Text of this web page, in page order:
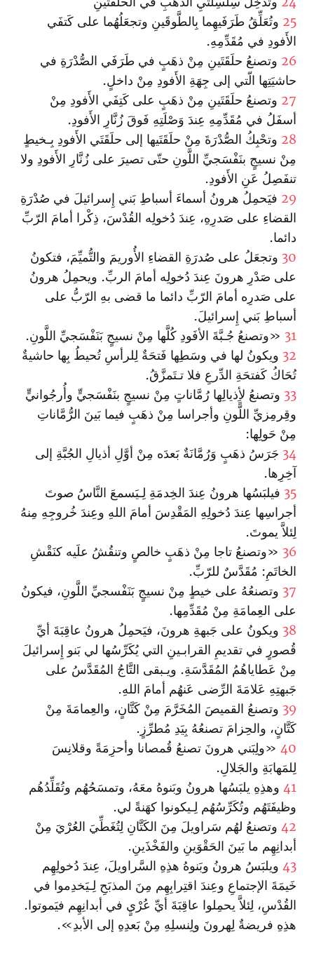
25 وتُعَلِّقُ طَرَفَيهِما بِالطَّوقَينِ وتجعَلُهُما على كَتفَي
الأَفودِ في مُقَدِّمِهِ.
26 وتصنعُ حلَقَتَينِ مِنْ ذهَبٍ في طَرَفَي الصُّدْرَةِ في
حاشيَتِها الّتي إلى جِهَةِ الأَفودِ مِنْ داخلٍ.
27 وتصنعُ حلَقَتَينِ مِنْ ذهَبٍ على كَتِفَي الأَفودِ مِنْ
أسفَلُ في مُقَدِّمِهِ عِندَ وَصْلَتِهِ فَوقَ زُنَّارِ الأَفودِ.
28 وتحْبِكُ الصُّدْرَةَ مِنْ حلَقَتَيها إلى حلَقَتَي الأَفودِ بِـخيطٍ
مِنْ نسيجٍ بنَفْسَجيِّ اللَّونِ حتّى تصيرَ على زُنَّارِ الأَفودِ ولا
تنفَصِلُ عَنِ الأَفودِ.
29 فيَحمِلُ هرونُ أسماءَ أسباطِ بَني إِسرائيلَ في صُدْرَةِ
القضاءِ على صَدرِهِ، عِندَ دُخولِه القُدْسَ، ذِكْرا أمامَ الرّبِّ
دائما.
30 وتجعَلُ على صُدرَةِ القضاءِ الأُوريمَ والتُّميِّمَ‌، فتكونُ
على صَدْرِ هرونَ عِندَ دُخولِه أمامَ الربِّ. ويحمِلُ هرونُ
على صَدرِه أمامَ الرّبِّ دائما ما قضى بهِ الرّبُّ على
أسباطِ بَني إِسرائيلَ.
31 «وتصنعُ جُـبَّةَ الأفَودِ كُلَّها مِنْ نسيجٍ بَنَفْسَجيِّ اللَّونِ.
32 ويكونُ لها في وسَطِها فَتحَةٌ لِلرأسِ تُحيطُ بِها حاشيةٌ
تُحَاكُ كَفتحَةِ الدِّرعِ فلا تـتَمزَّقُ.
33 وتصنعُ لأِذيالِها رُمَّاناتٍ مِنْ نسيجٍ بنَفْسَجيٍّ وأُرجُوانيٍّ
وقِرمِزيِّ اللًّونِ وأجراسا مِنْ ذهَبٍ فيما بَينَ الرُّمَّاناتِ
مِنْ حَولِها:
34 جَرَسُ ذهَبٍ وَرُمَّانَةٌ بَعدَه مِنْ أوَّلِ أذيالِ الجُبَّةِ إلى
آخِرِها.
35 فيلبَسُها هرونُ عِندَ الخِدمَةِ لِـيَسمعَ النَّاسُ صوتَ
أجراسِها عِندَ دُخولِهِ المَقْدِسَ أمامَ اللهِ وعِندَ خُروجِهِ مِنهُ
لِئلاَّ يموتَ.
36 «وتصنعُ تاجا مِنْ ذهَبٍ خالصٍ وتنقُشُ علَيه كنَقْشِ
الخاتَمِ: مُقَدَّسٌ للرّبِّ‌.
37 وتصنعُهُ على خيطٍ مِنْ نسيجٍ بَنَفْسجيِّ اللَّونِ، فيكونُ
على العِمامَةِ مِنْ مُقَدِّمِها.
38 ويكونُ على جَبهةِ هرونَ، فيَحمِلُ هرونُ عاقِبَةَ أيِّ
قُصورٍ في تقديمِ القرابـينِ التي يُكَرِّسُها لي بَنو إِسرائيلَ
مِنْ عَطاياهُمُ المُقَدَّسَةِ. ويـبقى التَّاجُ المُقَدَّسُ على
جَبهتِهِ عَلامَةَ الرِّضى عَنهُم أمامَ اللهِ.
39 وتصنعُ القميصَ المُخَرَّمَ مِنْ كَتَّانٍ، والعِمامَةَ مِنْ
كَتَّانٍ، والحِزامَ تصنعُهُ بِيَدِ مُطرِّزٍ.
40 «ولِبَني هرونَ تصنعُ قُمصانا وأحزِمَةً وقلانِسَ
لِلمَهابَةِ والجَلالِ.
41 وهذِهِ يلبَسُها هرونُ وبَنوهُ معَهُ، وتمسَحُهُم وتُقَلِّدُهُم
وظيفَتَهُم وتُكَرِّسُهُم لِـيكونوا كهَنةً لي.
42 وتصنعُ لهُم سَراويلَ مِنَ الكَتَّانِ لِتُغَطِّيَ العُرْيَ مِنْ
أبدانِهِم ما بَينَ الحَقْوَينِ والفَخْذَينِ.
43 ويلبَسُ هرونُ وبَنوهُ هذِهِ السَّراويلَ، عِندَ دُخولِهِم
خَيمَةَ الإجتماعِ وعِندَ ا‏قتِرابِهِم مِنَ المذبَحِ لِـيَخدِموا في
القُدْسِ، لِئلاَّ يحمِلوا عاقِبَةَ أيِّ عُرْيٍ في أبدانِهِم فيَموتوا.
هذِهِ فريضةٌ لِهرونَ ولِنسلِهِ مِنْ بَعدِهِ إلى الأبدِ».